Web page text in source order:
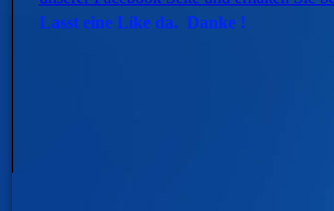
Lasst eine Like da. Danke !